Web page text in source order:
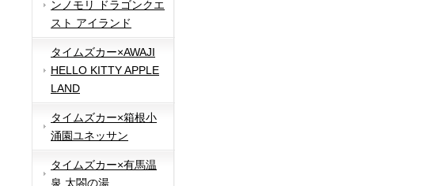
ンノモリ ドラゴンクエ
スト アイランド
タイムズカー×AWAJI
HELLO KITTY APPLE
LAND
タイムズカー×箱根小
涌園ユネッサン
タイムズカー×有馬温
泉 太閤の湯